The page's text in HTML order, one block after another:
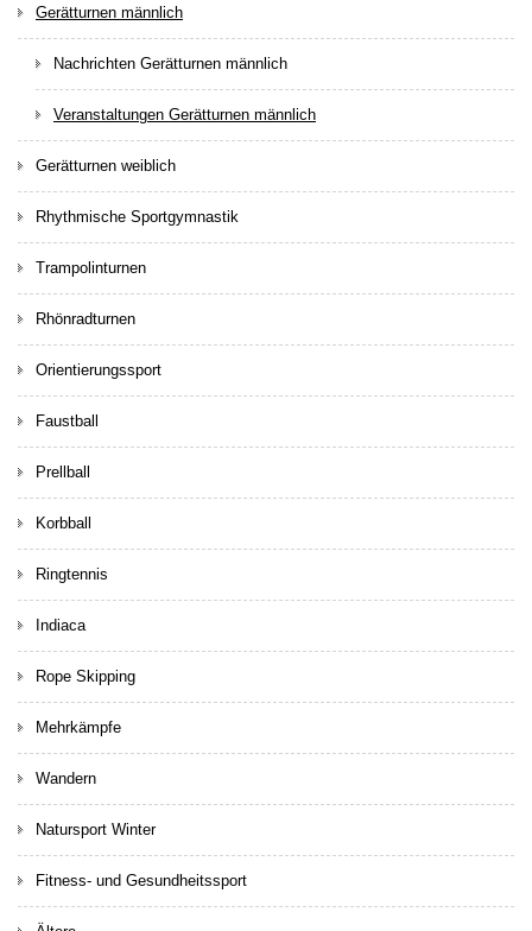
Gerätturnen männlich
Nachrichten Gerätturnen männlich
Veranstaltungen Gerätturnen männlich
Gerätturnen weiblich
Rhythmische Sportgymnastik
Trampolinturnen
Rhönradturnen
Orientierungssport
Faustball
Prellball
Korbball
Ringtennis
Indiaca
Rope Skipping
Mehrkämpfe
Wandern
Natursport Winter
Fitness- und Gesundheitssport